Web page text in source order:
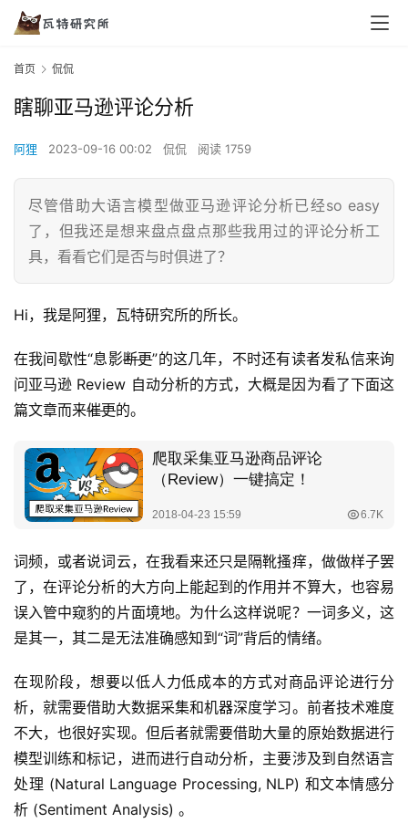
首页 侃侃
瞎聊亚马逊评论分析
阿狸 2023-09-16 00:02 侃侃 阅读 1759
尽管借助大语言模型做亚马逊评论分析已经so easy
了，但我还是想来盘点盘点那些我用过的评论分析工
具，看看它们是否与时俱进了？
Hi，我是阿狸，瓦特研究所的所长。
在我间歇性“息影断更”的这几年，不时还有读者发私信来询
问亚马逊 Review 自动分析的方式，大概是因为看了下面这
篇文章而来催更的。
词频，或者说词云，在我看来还只是隔靴搔痒，做做样子罢
了，在评论分析的大方向上能起到的作用并不算大，也容易
误入管中窥豹的片面境地。为什么这样说呢？一词多义，这
是其一，其二是无法准确感知到“词”背后的情绪。
在现阶段，想要以低人力低成本的方式对商品评论进行分
析，就需要借助大数据采集和机器深度学习。前者技术难度
不大，也很好实现。但后者就需要借助大量的原始数据进行
模型训练和标记，进而进行自动分析，主要涉及到自然语言
处理 (Natural Language Processing, NLP) 和文本情感分
析 (Sentiment Analysis) 。